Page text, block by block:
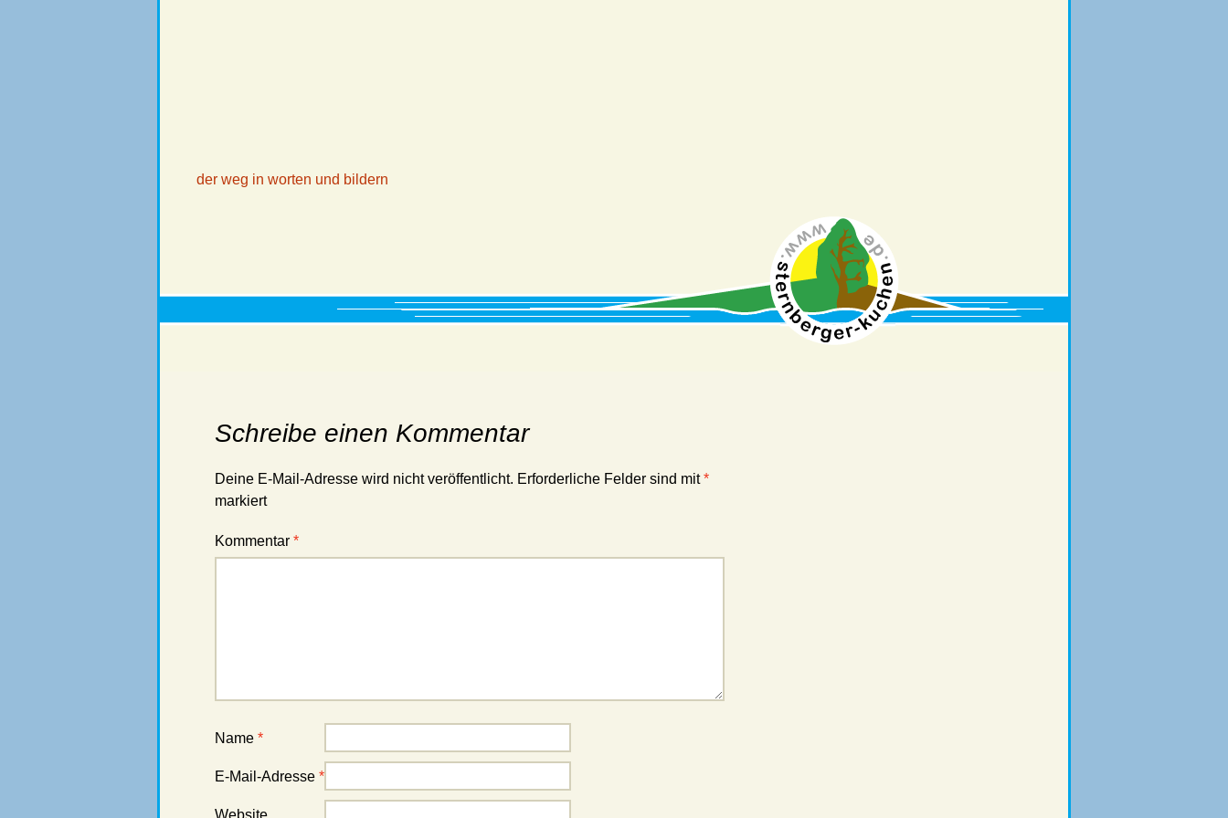
der weg in worten und bildern
Schreibe einen Kommentar
Deine E-Mail-Adresse wird nicht veröffentlicht. Erforderliche Felder sind mit*
markiert
Kommentar *
Name *
E-Mail-Adresse *
Website